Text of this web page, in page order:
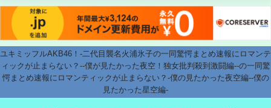
ユキミッフルAKB46！-二代目襲名火浦氷子の一同驚愕まとめ速報にロマンテ
ィックが止まらない？--僕が見たかった夜空！独女批判殺到激闘編--の一同驚
愕まとめ速報にロマンティックが止まらない？-僕の見たかった夜空編--僕の
見たかった星空編-